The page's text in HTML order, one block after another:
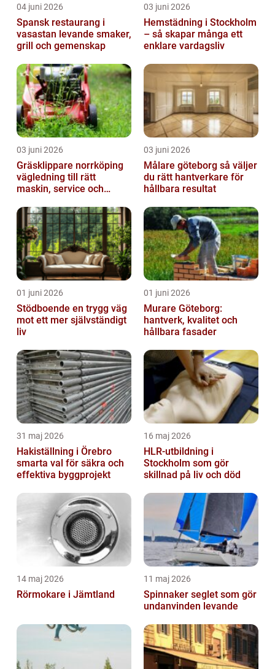
04 juni 2026
Spansk restaurang i
vasastan levande smaker,
grill och gemenskap
03 juni 2026
Hemstädning i Stockholm
– så skapar många ett
enklare vardagsliv
03 juni 2026
Gräsklippare norrköping
vägledning till rätt
maskin, service och
03 juni 2026
Målare göteborg så väljer
du rätt hantverkare för
hållbara resultat
01 juni 2026
Stödboende en trygg väg
mot ett mer självständigt
liv
01 juni 2026
Murare Göteborg:
hantverk, kvalitet och
hållbara fasader
31 maj 2026
Hakiställning i Örebro
smarta val för säkra och
effektiva byggprojekt
16 maj 2026
HLR-utbildning i
Stockholm som gör
skillnad på liv och död
14 maj 2026
Rörmokare i Jämtland
11 maj 2026
Spinnaker seglet som gör
undanvinden levande